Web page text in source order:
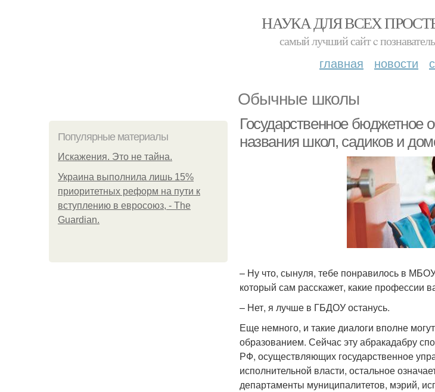
НАУКА ДЛЯ ВСЕХ
самый лучший сайт c
главная новости
Обычные школы
Популярные материалы
Искажения. Это не тайна.
Украина выполнила лишь 15%
приоритетных реформ на пути к
вступлению в евросоюз, - The
Guardian.
Государственное бюджетное
названия школ, садиков и
– Ну что, сынуля, тебе понравилось в
который сам расскажет, какие профессии
– Нет, я лучше в ГБДОУ останусь.
Еще немного, и такие диалоги вполне
образованием. Сейчас эту абракадабру
РФ, осуществляющих государственное
исполнительной власти, остальное
департаменты муниципалитетов, мэрий,